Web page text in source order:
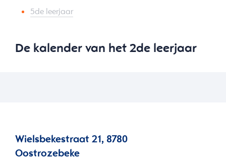
5de leerjaar
De kalender van het 2de leerjaar
Wielsbekestraat 21, 8780
Oostrozebeke